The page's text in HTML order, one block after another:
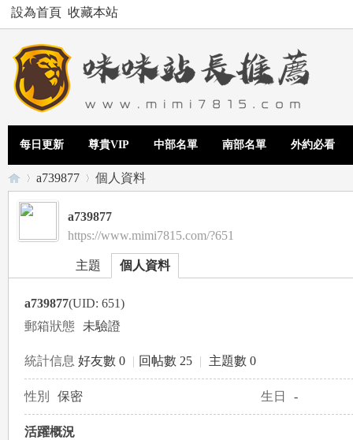
設為首頁 收藏本站
每日更新 尊貴VIP 中部名單 南部名單 外約必看
Te›
a739877
›
個人資料
a739877
https://www.mimi7815.com/?651
主題 個人資料
a739877(UID: 651)
郵箱狀態
未驗證
統計信息 好友數 0 | 回帖數 25 | 主題數 0
性別 保密 生日 -
活躍概況